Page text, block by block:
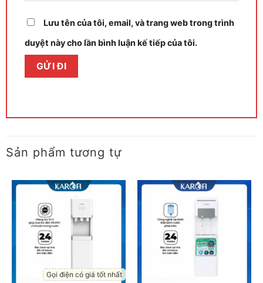
Lưu tên của tôi, email, và trang web trong trình
duyệt này cho lần bình luận kế tiếp của tôi.
Sản phẩm tương tự
Gọi điện có giá tốt nhất